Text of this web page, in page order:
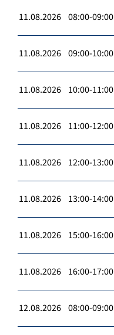
11.08.2026 08:00-09:00
11.08.2026 09:00-10:00
11.08.2026 10:00-11:00
11.08.2026 11:00-12:00
11.08.2026 12:00-13:00
11.08.2026 13:00-14:00
11.08.2026 15:00-16:00
11.08.2026 16:00-17:00
12.08.2026 08:00-09:00